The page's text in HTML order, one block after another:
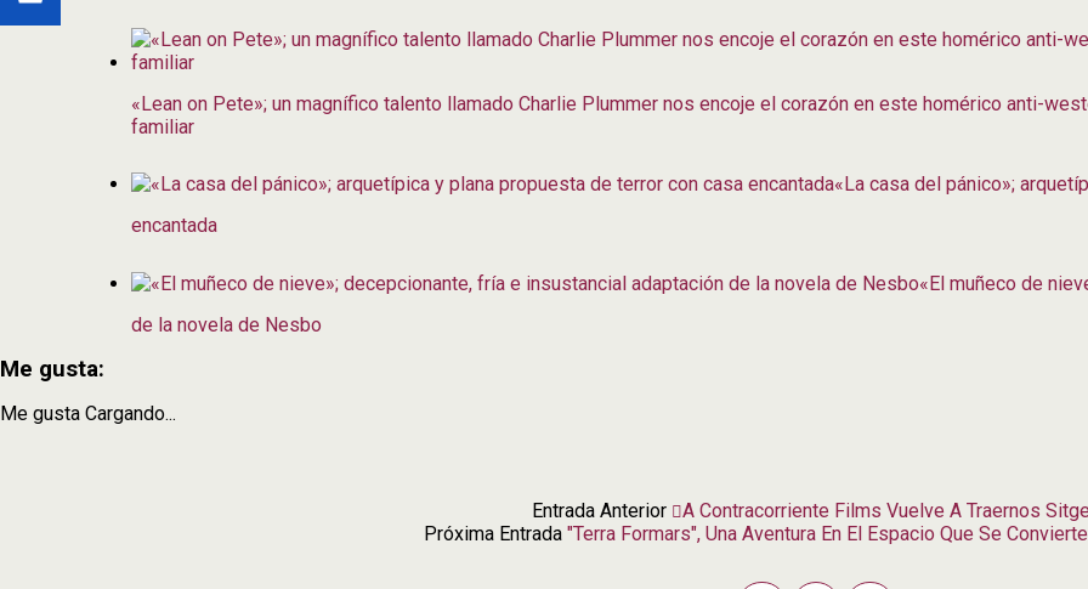
«Lean on Pete»; un magnífico talento llamado Charlie Plummer nos encoje el corazón en este homérico anti-
familiar
«La casa del pánico»;
encantada
«El muñeco de
de la novela de Nesbo
Me gusta:
Me gusta Cargando...
Entrada Anterior
A Contracorriente Films Vuelve A Traernos
Próxima Entrada "Terra Formars", Una Aventura En El Espacio Que Se